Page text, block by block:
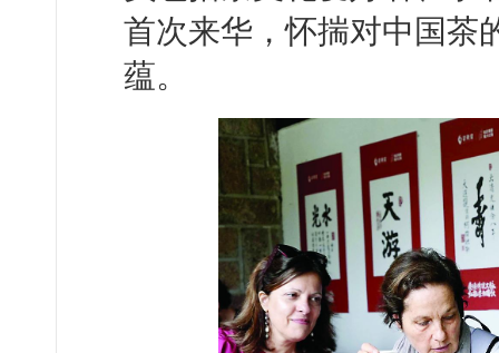
首次来华，怀揣对中国茶
蕴。